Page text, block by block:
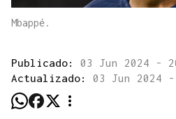
Mbappé.
Publicado: 03 Jun 2024 -
Actualizado: 03 Jun 2024